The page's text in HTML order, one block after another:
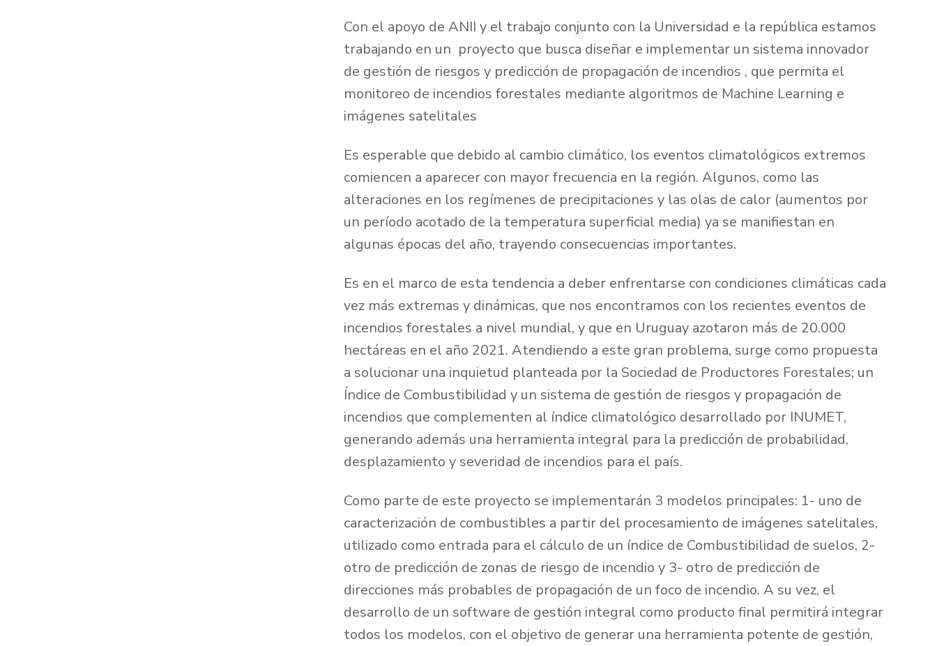
Con el apoyo de ANII y el trabajo conjunto con la Universidad e la república estamos
trabajando en un proyecto que busca diseñar e implementar un sistema innovador
de gestión de riesgos y predicción de propagación de incendios , que permita el
monitoreo de incendios forestales mediante algoritmos de Machine Learning e
imágenes satelitales
Es esperable que debido al cambio climático, los eventos climatológicos extremos
comiencen a aparecer con mayor frecuencia en la región. Algunos, como las
alteraciones en los regímenes de precipitaciones y las olas de calor (aumentos por
un período acotado de la temperatura superficial media) ya se manifiestan en
algunas épocas del año, trayendo consecuencias importantes.
Es en el marco de esta tendencia a deber enfrentarse con condiciones climáticas cada
vez más extremas y dinámicas, que nos encontramos con los recientes eventos de
incendios forestales a nivel mundial, y que en Uruguay azotaron más de 20.000
hectáreas en el año 2021. Atendiendo a este gran problema, surge como propuesta
a solucionar una inquietud planteada por la Sociedad de Productores Forestales; un
Índice de Combustibilidad y un sistema de gestión de riesgos y propagación de
incendios que complementen al índice climatológico desarrollado por INUMET,
generando además una herramienta integral para la predicción de probabilidad,
desplazamiento y severidad de incendios para el país.
Como parte de este proyecto se implementarán 3 modelos principales: 1- uno de
caracterización de combustibles a partir del procesamiento de imágenes satelitales,
utilizado como entrada para el cálculo de un índice de Combustibilidad de suelos, 2-
otro de predicción de zonas de riesgo de incendio y 3- otro de predicción de
direcciones más probables de propagación de un foco de incendio. A su vez, el
desarrollo de un software de gestión integral como producto final permitirá integrar
todos los modelos, con el objetivo de generar una herramienta potente de gestión,